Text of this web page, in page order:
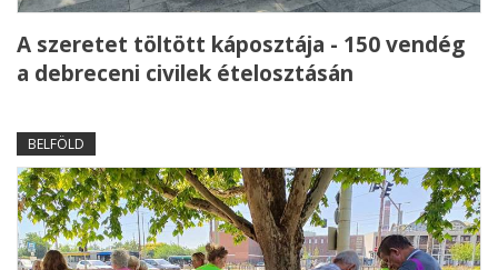
A szeretet töltött káposztája - 150 vendég
a debreceni civilek ételosztásán
BELFÖLD